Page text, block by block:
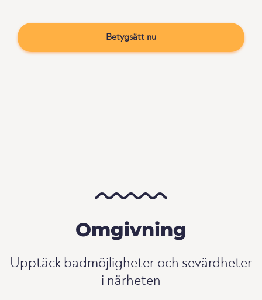
Betygsätt nu
Omgivning
Upptäck badmöjligheter och sevärdheter
i närheten